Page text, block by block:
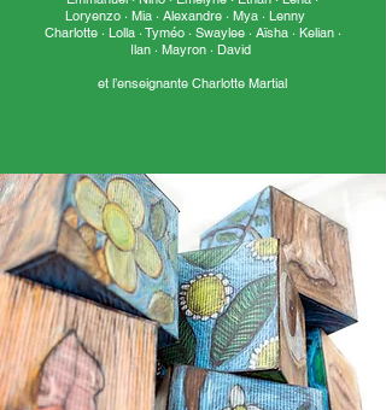
Loryenzo · Mia · Alexandre · Mya · Lenny
Charlotte · Lolla · Tyméo · Swaylee · Aïsha · Kelian ·
Ilan · Mayron · David
et l’enseignante Charlotte Martial